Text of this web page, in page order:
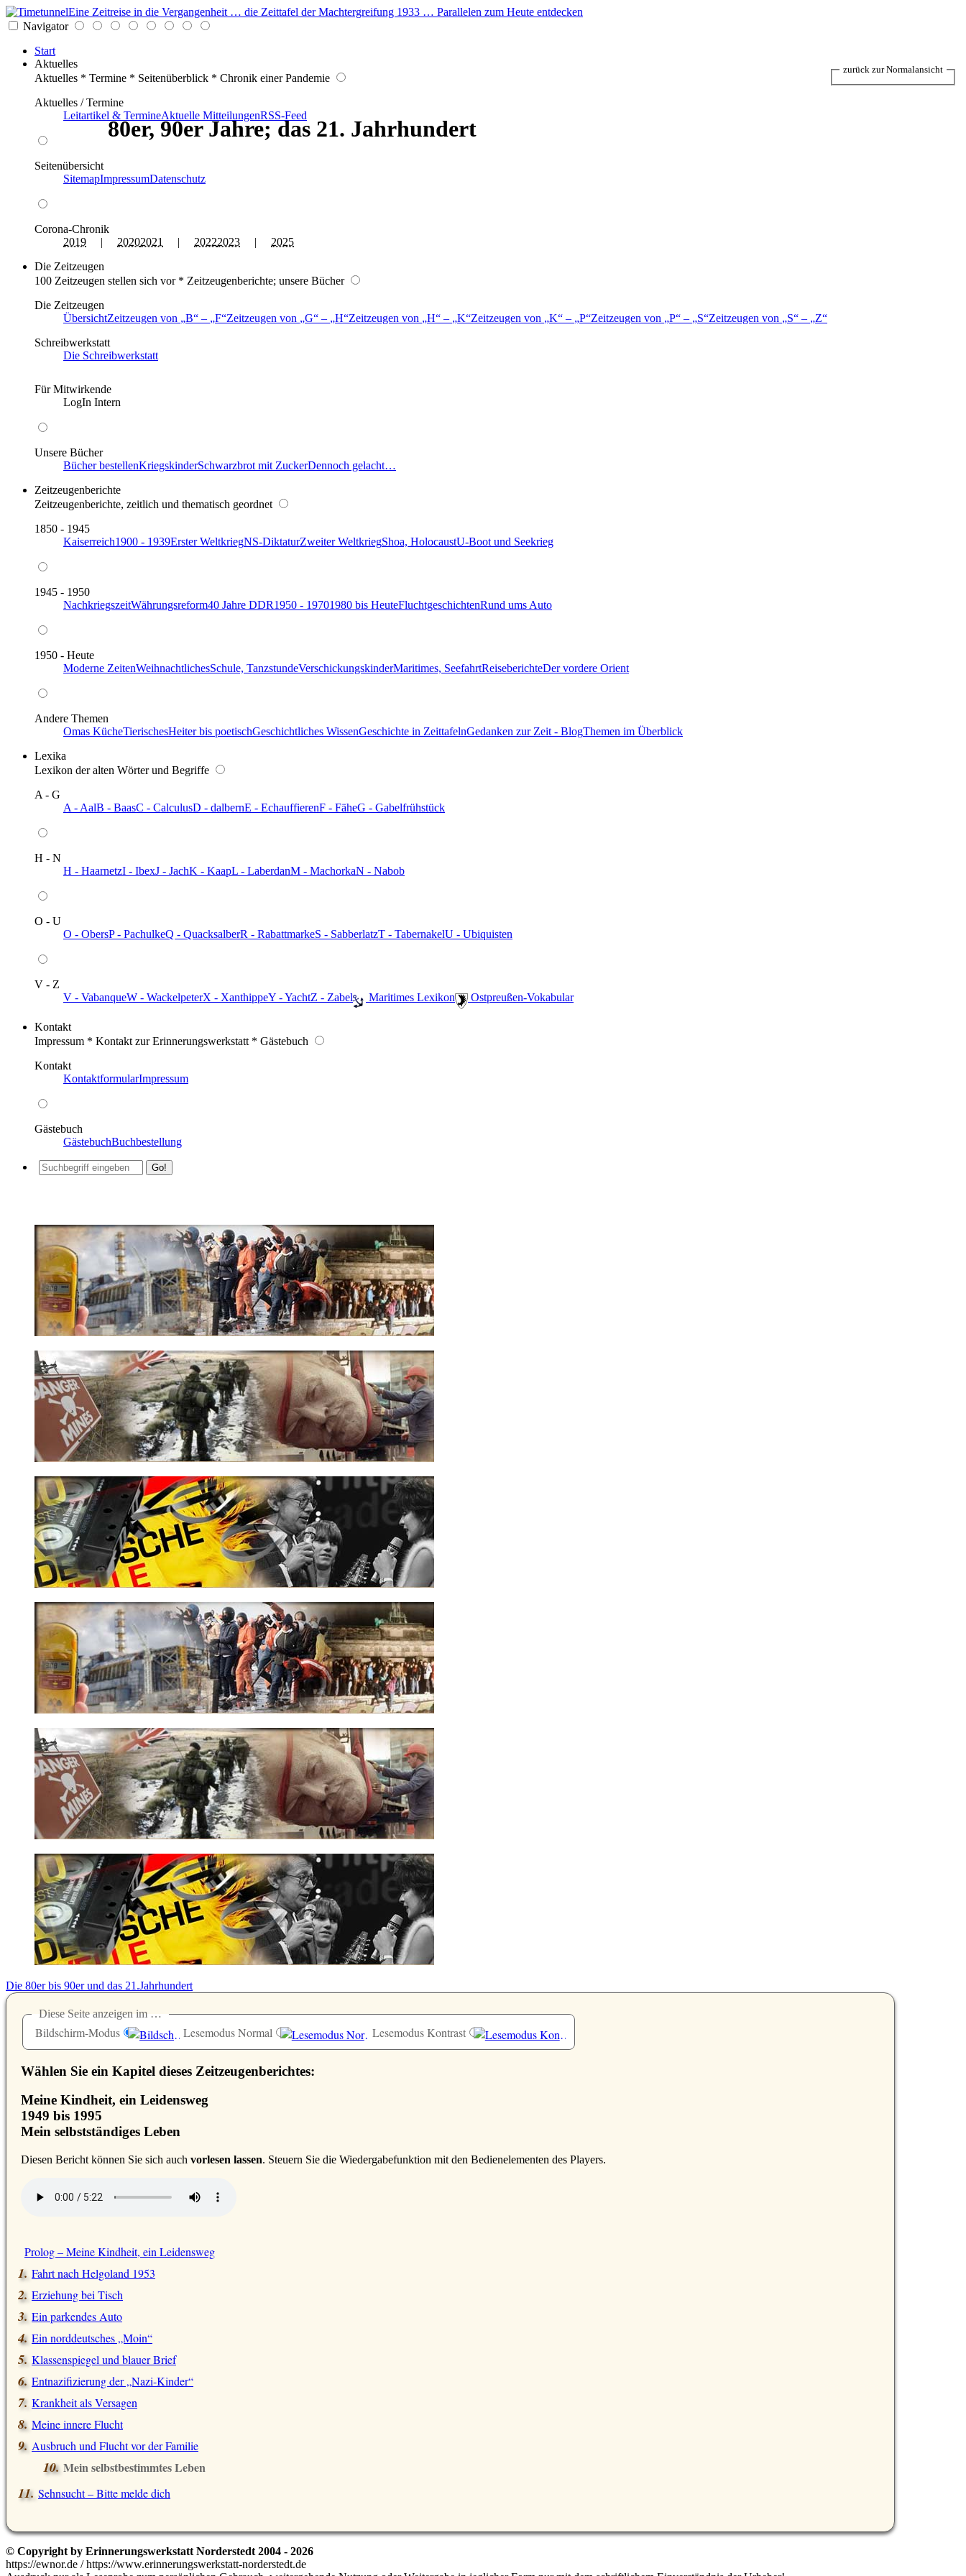
Eine Zeitreise in die Vergangenheit … die Zeittafel der Machtergreifung 1933 … Parallelen zum Heute entdecken
Navigator
Start
Aktuelles
Aktuelles * Termine * Seitenüberblick * Chronik einer Pandemie
Aktuelles / Termine
Leitartikel & TermineAktuelle MitteilungenRSS-Feed
Seitenübersicht
SitemapImpressumDatenschutz
Corona-Chronik
2019 | 20202021 | 20222023 | 2025
Die Zeitzeugen
100 Zeitzeugen stellen sich vor * Zeitzeugenberichte; unsere Bücher
Die Zeitzeugen
ÜbersichtZeitzeugen von B – F Zeitzeugen von G – H Zeitzeugen von H – K Zeitzeugen von K – P Zeitzeugen von P – S Zeitzeugen von S –
Z
Schreibwerkstatt
Die Schreibwerkstatt
Für Mitwirkende
LogIn Intern
Unsere Bücher
Bücher bestellenKriegskinderSchwarzbrot mit ZuckerDennoch gelacht…
Zeitzeugenberichte
Zeitzeugenberichte, zeitlich und thematisch geordnet
1850 - 1945
Kaiserreich1900 - 1939Erster WeltkriegNS-DiktaturZweiter WeltkriegShoa, HolocaustU-Boot und Seekrieg
1945 - 1950
NachkriegszeitWährungsreform40 Jahre DDR1950 - 19701980 bis HeuteFluchtgeschichtenRund ums Auto
1950 - Heute
Moderne ZeitenWeihnachtlichesSchule, TanzstundeVerschickungskinderMaritimes, SeefahrtReiseberichteDer vordere Orient
Andere Themen
Omas KücheTierischesHeiter bis poetischGeschichtliches WissenGeschichte in ZeittafelnGedanken zur Zeit - BlogThemen im Überblick
Lexika
Lexikon der alten Wörter und Begriffe
A - G
A - AalB - BaasC - CalculusD - dalbernE - EchauffierenF - FäheG - Gabelfrühstück
H - N
H - HaarnetzI - IbexJ - JachK - KaapL - LaberdanM - MachorkaN - Nabob
O - U
O - ObersP - PachulkeQ - QuacksalberR - RabattmarkeS - SabberlatzT - TabernakelU - Ubiquisten
V - Z
V - VabanqueW - WackelpeterX - XanthippeY - YachtZ - Zabel ️ Maritimes Lexikon ️ Ostpreußen-Vokabular
Kontakt
Impressum * Kontakt zur Erinnerungswerkstatt * Gästebuch
Kontakt
KontaktformularImpressum
Gästebuch
GästebuchBuchbestellung
80er, 90er Jahre; das 21. Jahrhundert
Die 80er bis 90er und das 21.Jahrhundert
Diese Seite anzeigen im …
Bildschirm-Modus Lesemodus Normal Lesemodus Kontrast
Wählen Sie ein Kapitel dieses Zeitzeugenberichtes:
Meine Kindheit, ein Leidensweg
1949 bis 1995
Mein selbstständiges Leben
Diesen Bericht können Sie sich auch vorlesen lassen. Steuern Sie die Wiedergabefunktion mit den Bedienelementen des Players.
Prolog – Meine Kindheit, ein Leidensweg
Fahrt nach Helgoland 1953
Erziehung bei Tisch
Ein parkendes Auto
Ein norddeutsches „Moin“
Klassenspiegel und blauer Brief
Entnazifizierung der „Nazi-Kinder“
Krankheit als Versagen
Meine innere Flucht
Ausbruch und Flucht vor der Familie
Mein selbstbestimmtes Leben
Sehnsucht – Bitte melde dich
© Copyright by Erinnerungswerkstatt Norderstedt 2004 - 2026
https://ewnor.de / https://www.erinnerungswerkstatt-norderstedt.de
zurück zur Normalansicht